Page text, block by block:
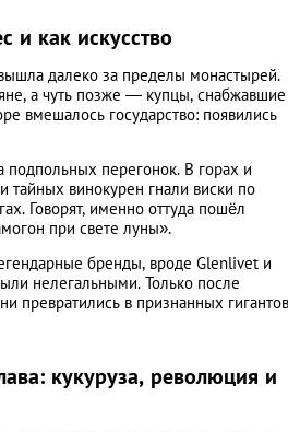
и как искусство
далеко за пределы монастырей.
а чуть позже — купцы, снабжавшие
вмешалось государство: появились
подпольных перегонок. В горах и
тайных винокурен гнали виски по
Говорят, именно оттуда пошёл
при свете луны».
бренды, вроде Glenlivet и
нелегальными. Только после
превратились в признанных гигантов
кукуруза, революция и